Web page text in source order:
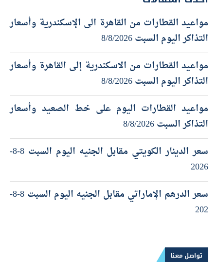
مواعيد القطارات من القاهرة الى الإسكندرية وأسعار
التذاكر اليوم السبت 8/8/2026
مواعيد القطارات من الاسكندرية إلى القاهرة وأسعار
التذاكر اليوم السبت 8/8/2026
مواعيد القطارات اليوم على خط الصعيد وأسعار
التذاكر السبت 8/8/2026
سعر الدينار الكويتي مقابل الجنيه اليوم السبت 8-8-
2026
سعر الدرهم الإماراتي مقابل الجنيه اليوم السبت 8-8-
202
تواصل معنا